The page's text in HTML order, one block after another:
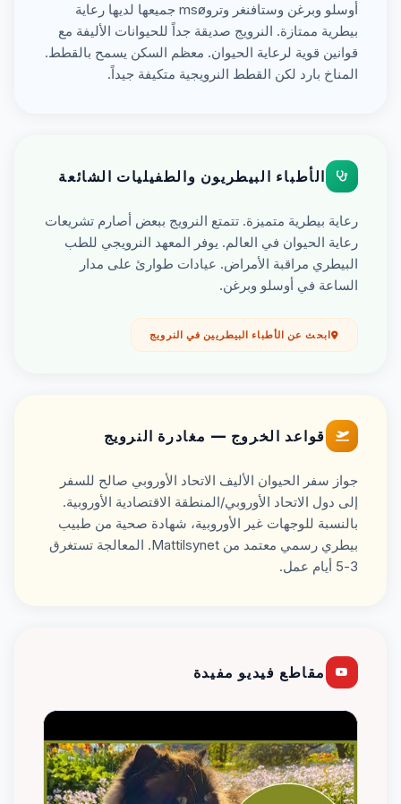
أوسلو وبرغن وستافنغر وتروmsø جميعها لديها رعاية
بيطرية ممتازة. النرويج صديقة جداً للحيوانات الأليفة مع
قوانين قوية لرعاية الحيوان. معظم السكن يسمح بالقطط.
المناخ بارد لكن القطط النرويجية متكيفة جيداً.
الأطباء البيطريون والطفيليات الشائعة
رعاية بيطرية متميزة. تتمتع النرويج ببعض أصارم تشريعات
رعاية الحيوان في العالم. يوفر المعهد النرويجي للطب
البيطري مراقبة الأمراض. عيادات طوارئ على مدار
الساعة في أوسلو وبرغن.
ابحث عن الأطباء البيطريين في النرويج
قواعد الخروج — مغادرة النرويج
جواز سفر الحيوان الأليف الاتحاد الأوروبي صالح للسفر
إلى دول الاتحاد الأوروبي/المنطقة الاقتصادية الأوروبية.
بالنسبة للوجهات غير الأوروبية، شهادة صحية من طبيب
بيطري رسمي معتمد من Mattilsynet. المعالجة تستغرق
3-5 أيام عمل.
مقاطع فيديو مفيدة